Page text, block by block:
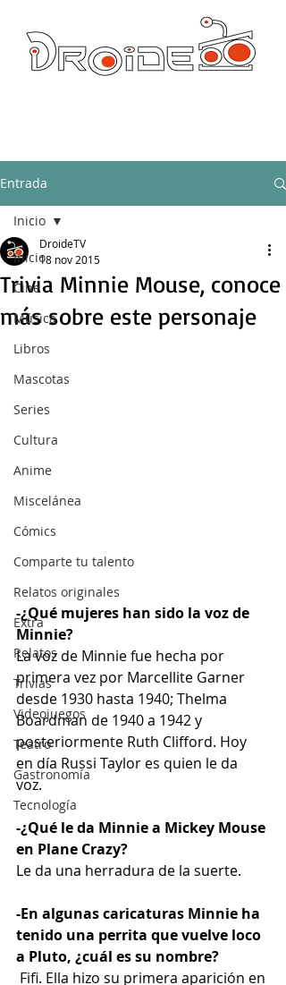
Entrada
Inicio
Cine
Música
Libros
Mascotas
Series
Cultura
Anime
Miscelánea
Cómics
Comparte tu talento
Relatos originales
Extra
Relatos
Trivias
Videojuegos
Teatro
Gastronomía
Tecnología
Inicio
Trivia Minnie Mouse, conoce
más sobre este personaje
DroideTV
18 nov 2015
-¿Qué mujeres han sido la voz de
Minnie?
La voz de Minnie fue hecha por
primera vez por Marcellite Garner
desde 1930 hasta 1940; Thelma
Boardman de 1940 a 1942 y
posteriormente Ruth Clifford. Hoy
en día Russi Taylor es quien le da
voz.
-¿Qué le da Minnie a Mickey Mouse
en Plane Crazy?
Le da una herradura de la suerte.
-En algunas caricaturas Minnie ha
tenido una perrita que vuelve loco
a Pluto, ¿cuál es su nombre?